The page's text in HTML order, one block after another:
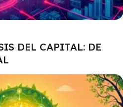
DEL CAPITAL: DE